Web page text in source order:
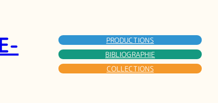
PRODUCTIONS
BIBLIOGRAPHIE
COLLECTIONS